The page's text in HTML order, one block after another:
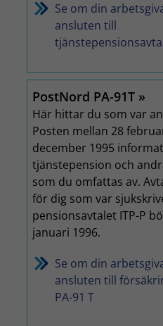
Se om din
ansluten till
PostNord PA-91T
Här hittar du som var
Posten mellan 28
december 1995
tjänstepension och
som du omfattas av.
för dig som var
pensionsavtalet ITP-P
januari 1996.
Se om din
ansluten till
PA-91 T